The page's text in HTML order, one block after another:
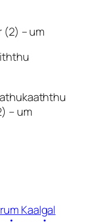
(2) – um
– um
Kaalgal